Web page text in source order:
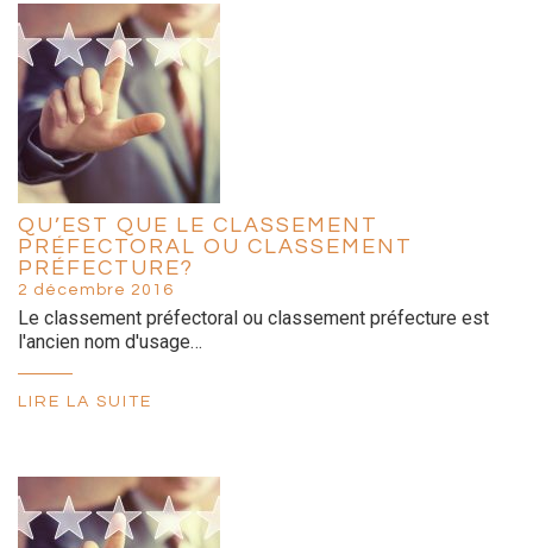
QU’EST QUE LE CLASSEMENT
PRÉFECTORAL OU CLASSEMENT
PRÉFECTURE?
2 décembre 2016
Le classement préfectoral ou classement préfecture est
l'ancien nom d'usage…
LIRE LA SUITE